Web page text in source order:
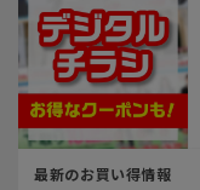
最新のお買い得情報